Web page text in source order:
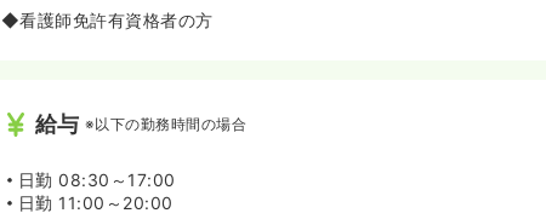
◆看護師免許有資格者の方
給与 ※以下の勤務時間の場合
日勤 08:30～17:00
日勤 11:00～20:00